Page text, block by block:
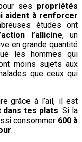
ses propriétés
aident à renforcer
études ont
action l’allicine, un
en grande quantité
les hommes qui
moins sujets aux
que ceux qui
grâce à l’ail, il est
tes plats. Si la
consommer 600 à
.